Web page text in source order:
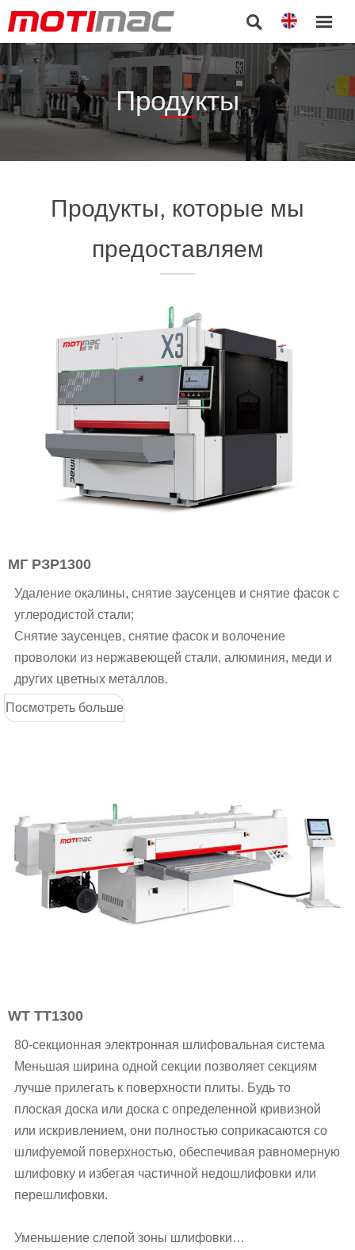
 
Продукты
Продукты, которые мы
предоставляем
МГ РЗР1300
Удаление окалины, снятие заусенцев и снятие фасок с
углеродистой стали;
Снятие заусенцев, снятие фасок и волочение
проволоки из нержавеющей стали, алюминия, меди и
других цветных металлов.
Посмотреть больше
WT TT1300
80-секционная электронная шлифовальная система
Меньшая ширина одной секции позволяет секциям
лучше прилегать к поверхности плиты. Будь то
плоская доска или доска с определенной кривизной
или искривлением, они полностью соприкасаются со
шлифуемой поверхностью, обеспечивая равномерную
шлифовку и избегая частичной недошлифовки или
перешлифовки.
Уменьшение слепой зоны шлифовки